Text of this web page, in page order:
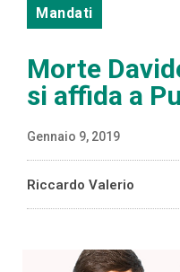
Mandati
Morte
si affida a
Gennaio 9, 2019
Riccardo Valerio